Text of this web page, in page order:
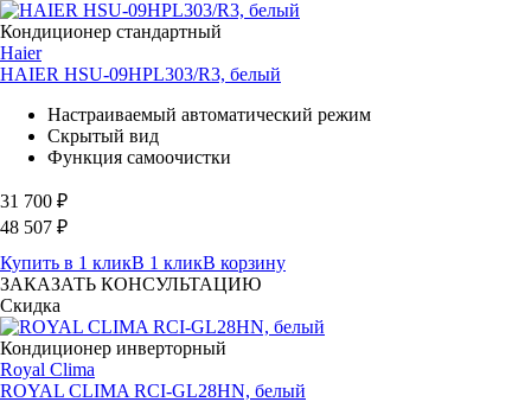
Кондиционер стандартный
Haier
HAIER HSU-09HPL303/R3, белый
Настраиваемый автоматический режим
Скрытый вид
Функция самоочистки
31 700 ₽
48 507 ₽
Купить в 1 кликВ 1 кликВ корзину
ЗАКАЗАТЬ КОНСУЛЬТАЦИЮ
Скидка
Кондиционер инверторный
Royal Clima
ROYAL CLIMA RCI-GL28HN, белый